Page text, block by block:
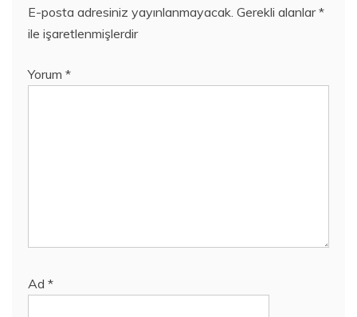
E-posta adresiniz yayınlanmayacak. Gerekli alanlar*
ile işaretlenmişlerdir
Yorum *
Ad *